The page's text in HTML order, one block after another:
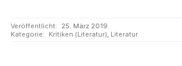
Veröffentlicht:
25. März 2019
Kategorie:
Kritiken (Literatur), Literatur